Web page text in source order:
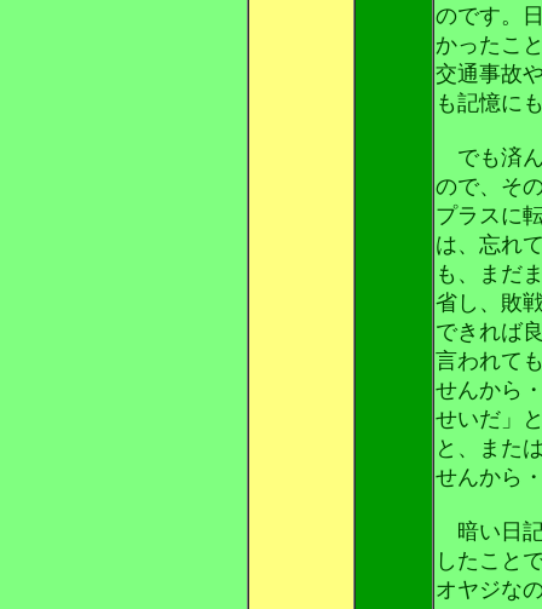
のです。
かったこ
交通事故
も記憶に
でも済ん
ので、そ
プラスに
は、忘れ
も、まだ
省し、敗
できれば
言われて
せんから
せいだ」
と、また
せんから
暗い日記
したこと
オヤジな